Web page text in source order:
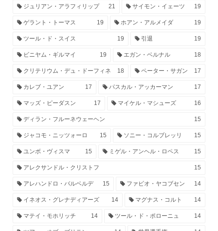
ジュリアン・アラフィリップ 21 サイモン・イェーツ 19
ゲラント・トーマス 19 ホアン・アルメイダ 19
ツール・ド・スイス 19 引退 19
ビニヤム・ギルマイ 19 エガン・ベルナル 18
クリテリウム・デュ・ドーフィネ 18 ペーター・サガン 17
カレブ・ユアン 17 パスカル・アッカーマン 17
マッズ・ピーダスン 17 マイケル・マシューズ 16
ディラン・フルーネウェーヘン 15
ジャコモ・ニッツォーロ 15 ソニー・コルブレッリ 15
ユンボ・ヴィスマ 15 ミゲル・アンヘル・ロペス 15
アレクサンドル・クリストフ 15
アレハンドロ・バルベルデ 15 ファビオ・ヤコブセン 14
イネオス・グレナディアーズ 14 マグナス・コルト 14
マテイ・モホリッチ 14 ツール・ド・ポローニュ 14